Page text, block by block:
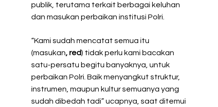
publik, terutama terkait berbagai keluhan
dan masukan perbaikan institusi Polri.
“Kami sudah mencatat semua itu
(masukan, red) tidak perlu kami bacakan
satu-persatu begitu banyaknya, untuk
perbaikan Polri. Baik menyangkut struktur,
instrumen, maupun kultur semuanya yang
sudah dibedah tadi” ucapnya, saat ditemui